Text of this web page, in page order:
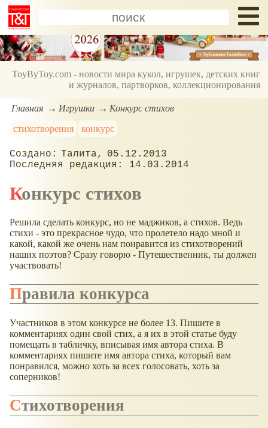
ToyByToy.com - новости мира кукол, игрушек, детских книг
и журналов, партворков, коллекционирования
Главная Игрушки
Конкурс стихов
стихотворения
конкурс
Талита
05.12.2013
14.03.2014
Конкурс стихов
Решила сделать конкурс, но не маджиков, а стихов. Ведь
стихи - это прекрасное чудо, что пролетело надо мной и
какой, какой же очень нам понравится из стихотворений
наших поэтов? Сразу говорю - Путешественник, ты должен
участвовать!
Правила конкурса
Участников в этом конкурсе не более 13. Пишите в
комментариях один свой стих, а я их в этой статье буду
помещать в табличку, вписывая имя автора стиха. В
комментариях пишите имя автора стиха, который вам
понравился, можно хоть за всех голосовать, хоть за
соперников!
Стихотворения